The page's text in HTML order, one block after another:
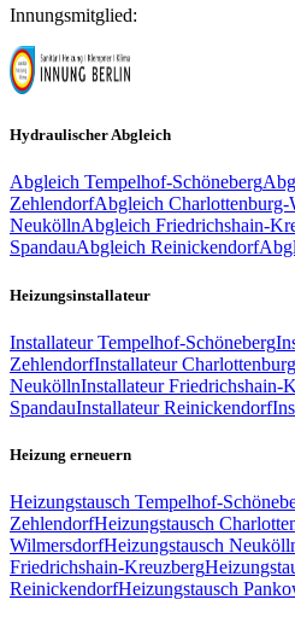
Innungsmitglied:
Hydraulischer Abgleich
Abgleich Tempelhof-Schöneberg
ZehlendorfAbgleich
NeuköllnAbgleich Friedrichshain-
SpandauAbgleich Reinickendorf
Heizungsinstallateur
Installateur Tempelhof-Schöneberg
ZehlendorfInstallateur
NeuköllnInstallateur Friedrichshain-
SpandauInstallateur Reinickendorf
Heizung erneuern
Heizungstausch Tempelhof-
ZehlendorfHeizungstausch
WilmersdorfHeizungstausch
Friedrichshain-Kreuzberg
ReinickendorfHeizungstausch